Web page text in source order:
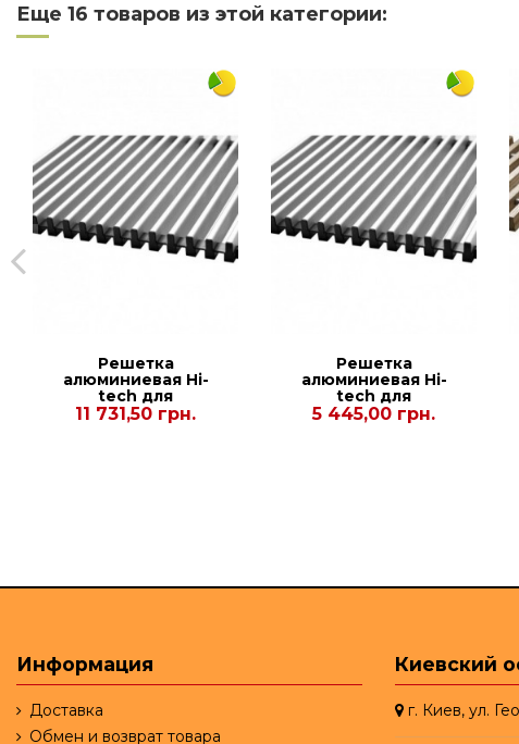
Ширина
Еще 16 товаров из этой категории:
Решетка
алюминиевая Hi-
tech для
конвекторов
Carrera CV2 Black
11 731,50 грн.
Решетка
алюминиевая Hi-
tech для
конвекторов
Carrera CV2 Inox
5 445,00 грн.
Информация
Доставка
Обмен и возврат товара
Киевский
г. Киев, ул.